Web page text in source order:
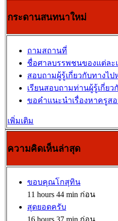
กระดานสนทนาใหม่
ถามสถานที่
ชื่อศาลบรรพชนของแต่ละ
สอบถามผู้รู้เกี่ยวกับทางไ
เรียนสอบถามท่านผู้รู้เกี่ยว
ขอคำแนะนำเรื่องหาครูส
เพิ่มเติม
ความคิดเห็นล่าสุด
ขอบคุณโกสุทิน
11 hours 44 min ก่อน
สุดยอดครับ
16 hours 37 min ก่อน